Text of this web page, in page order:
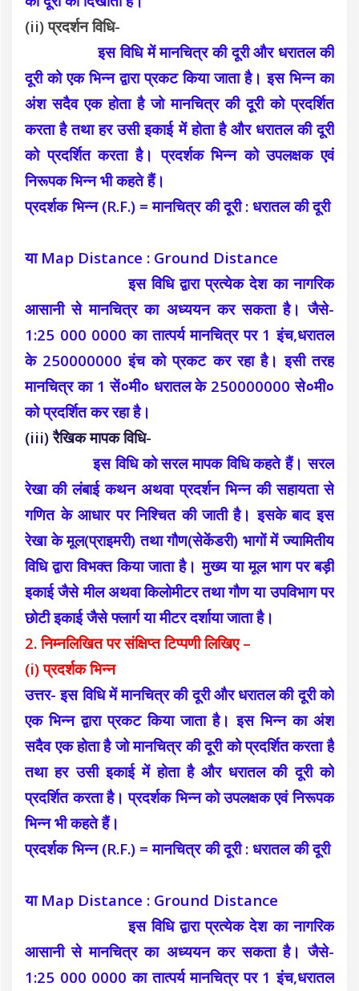
(ii) प्रदर्शन विधि-
इस विधि में मानचित्र की दूरी और धरातल की
दूरी को एक भिन्न द्वारा प्रकट किया जाता है। इस भिन्न का
अंश सदैव एक होता है जो मानचित्र की दूरी को प्रदर्शित
करता है तथा हर उसी इकाई में होता है और धरातल की दूरी
को प्रदर्शित करता है। प्रदर्शक भिन्न को उपलक्षक एवं
निरूपक भिन्न भी कहते हैं।
प्रदर्शक भिन्न (R.F.) = मानचित्र की दूरी : धरातल की दूरी
या Map Distance : Ground Distance
इस विधि द्वारा प्रत्येक देश का नागरिक
आसानी से मानचित्र का अध्ययन कर सकता है। जैसे-
1:25 000 0000 का तात्पर्य मानचित्र पर 1 इंच,धरातल
के 250000000 इंच को प्रकट कर रहा है। इसी तरह
मानचित्र का 1 सें०मी० धरातल के 250000000 से०मी०
को प्रदर्शित कर रहा है।
(iii) रैखिक मापक विधि-
इस विधि को सरल मापक विधि कहते हैं। सरल
रेखा की लंबाई कथन अथवा प्रदर्शन भिन्न की सहायता से
गणित के आधार पर निश्चित की जाती है। इसके बाद इस
रेखा के मूल(प्राइमरी) तथा गौण(सेकेंडरी) भागों में ज्यामितीय
विधि द्वारा विभक्त किया जाता है। मुख्य या मूल भाग पर बड़ी
इकाई जैसे मील अथवा किलोमीटर तथा गौण या उपविभाग पर
छोटी इकाई जैसे फ्लार्ग या मीटर दर्शाया जाता है।
2. निम्नलिखित पर संक्षिप्त टिप्पणी लिखिए –
(i) प्रदर्शक भिन्न
उत्तर- इस विधि में मानचित्र की दूरी और धरातल की दूरी को
एक भिन्न द्वारा प्रकट किया जाता है। इस भिन्न का अंश
सदैव एक होता है जो मानचित्र की दूरी को प्रदर्शित करता है
तथा हर उसी इकाई में होता है और धरातल की दूरी को
प्रदर्शित करता है। प्रदर्शक भिन्न को उपलक्षक एवं निरूपक
भिन्न भी कहते हैं।
प्रदर्शक भिन्न (R.F.) = मानचित्र की दूरी : धरातल की दूरी
या Map Distance : Ground Distance
इस विधि द्वारा प्रत्येक देश का नागरिक
आसानी से मानचित्र का अध्ययन कर सकता है। जैसे-
1:25 000 0000 का तात्पर्य मानचित्र पर 1 इंच,धरातल